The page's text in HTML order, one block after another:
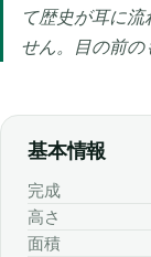
て歴史が耳に
せん。目の前の
基本情報
完成
高さ
面積